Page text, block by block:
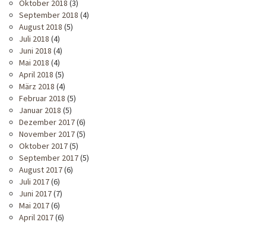
Oktober 2018 (3)
September 2018 (4)
August 2018 (5)
Juli 2018 (4)
Juni 2018 (4)
Mai 2018 (4)
April 2018 (5)
März 2018 (4)
Februar 2018 (5)
Januar 2018 (5)
Dezember 2017(6)
November 2017(5)
Oktober 2017(5)
September 2017(5)
August 2017(6)
Juli 2017(6)
Juni 2017(7)
Mai 2017(6)
April 2017(6)